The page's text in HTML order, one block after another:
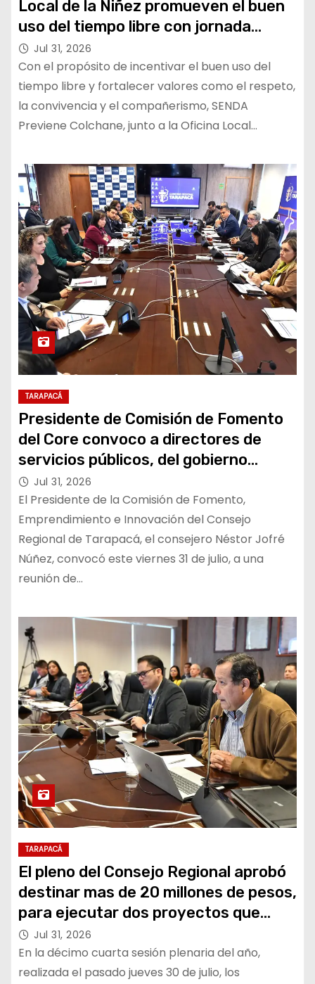
Local de la Niñez promueven el buen
uso del tiempo libre con jornada
recreativa de ajedrez
Jul 31, 2026
Con el propósito de incentivar el buen uso del
tiempo libre y fortalecer valores como el respeto,
la convivencia y el compañerismo, SENDA
Previene Colchane, junto a la Oficina Local…
TARAPACÁ
Presidente de Comisión de Fomento
del Core convoco a directores de
servicios públicos, del gobierno
regional y a representantes del
sector privado, para analizar y
articular soluciones que permitan
disminuir el desempleo y reactivar
económicamente a la región
Jul 31, 2026
El Presidente de la Comisión de Fomento,
Emprendimiento e Innovación del Consejo
Regional de Tarapacá, el consejero Néstor Jofré
Núñez, convocó este viernes 31 de julio, a una
reunión de…
TARAPACÁ
El pleno del Consejo Regional aprobó
destinar mas de 20 millones de pesos,
para ejecutar dos proyectos que
apoyaran la realización de la Fiesta
Religiosa de San Lorenzo, tanto en el
poblado de Tarapacá como en la
Jul 31, 2026
En la décimo cuarta sesión plenaria del año,
realizada el pasado jueves 30 de julio, los